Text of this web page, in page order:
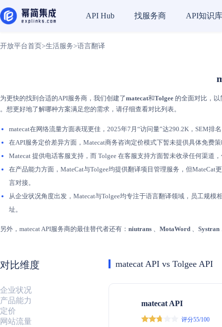
API Hub 找服务商 API知识库
开放平台首页 >生活服务>语言翻译
为更快的找到合适的API服务商，我们创建了matecat和Tolgee 的全面对比，
。想更好地了解哪种方案满足您的需求，请仔细查看对比列表。
matecat在网络流量方面表现更佳，2025年7月“访问量”达290.2K，SEM排
在API服务定价差异方面，Matecat商务咨询定价模式下暂未提供具体免费
Matecat 提供电话客服支持，而 Tolgee 在客服支持方面暂未收录任何渠道
在产品能力方面，MateCat与Tolgee均提供翻译项目管理服务，但
言对接。
从企业状况角度出发，Matecat与Tolgee均专注于语言翻译领域，员工规
址。
另外，matecat API服务商的最佳替代者还有： niutrans 、 MotaWord 、 Systran
对比维度
企业状况
产品能力
定价
网站流量
matecat API vs Tolgee API
matecat API
评分55/100